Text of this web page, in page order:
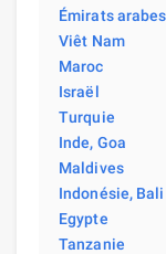
Émirats
Viêt Nam
Maroc
Israël
Turquie
Inde, Goa
Maldives
Indonésie, Bali
Egypte
Tanzanie